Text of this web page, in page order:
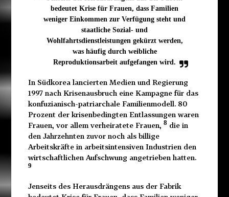
bedeutet Krise für Frauen, dass Familien
weniger Einkommen zur Verfügung steht und
staatliche Sozial- und
Wohlfahrtsdienstleistungen gekürzt werden,
was häufig durch weibliche
Reproduktionsarbeit aufgefangen wird.
In Südkorea lancierten Medien und Regierung
1997 nach Krisenausbruch eine Kampagne für das
konfuzianisch-patriarchale Familienmodell. 80
Prozent der krisenbedingten Entlassungen waren
Frauen, vor allem verheiratete Frauen, 8 die in
den Jahrzehnten zuvor noch als billige
Arbeitskräfte in arbeitsintensiven Industrien den
wirtschaftlichen Aufschwung angetrieben hatten.
9
Jenseits des Herausdrängens aus der Fabrik